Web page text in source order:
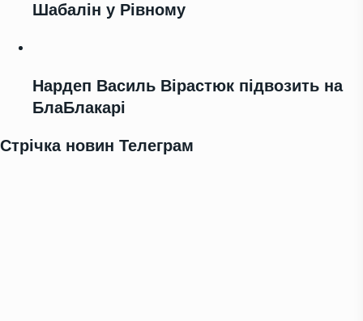
Шабалін у Рівному
Нардеп Василь Вірастюк підвозить на
БлаБлакарі
Стрічка новин Телеграм